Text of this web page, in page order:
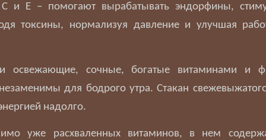
С и Е – помогают вырабатывать эндорфины,
токсины, нормализуя давление и улучшая
освежающие, сочные, богатые витаминами и
для бодрого утра. Стакан
надолго.
уже расхваленных витаминов, в нем